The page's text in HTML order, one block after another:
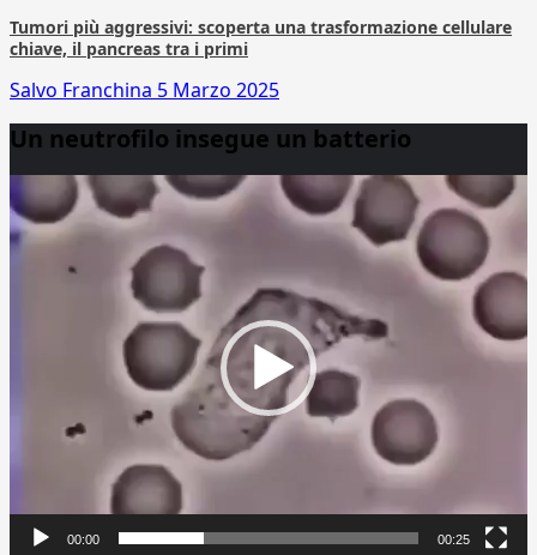
Tumori più aggressivi: scoperta una trasformazione cellulare
chiave, il pancreas tra i primi
Salvo Franchina 5 Marzo 2025
Un neutrofilo insegue un batterio
Player
00:00 00:25